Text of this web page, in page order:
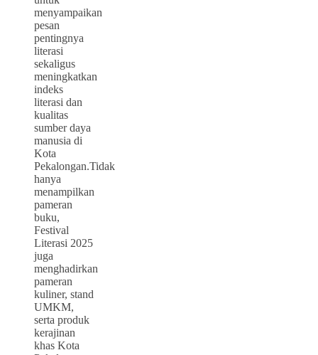
menyampaikan
pesan
pentingnya
literasi
sekaligus
meningkatkan
indeks
literasi dan
kualitas
sumber daya
manusia di
Kota
Pekalongan.Tidak
hanya
menampilkan
pameran
buku,
Festival
Literasi 2025
juga
menghadirkan
pameran
kuliner, stand
UMKM,
serta produk
kerajinan
khas Kota